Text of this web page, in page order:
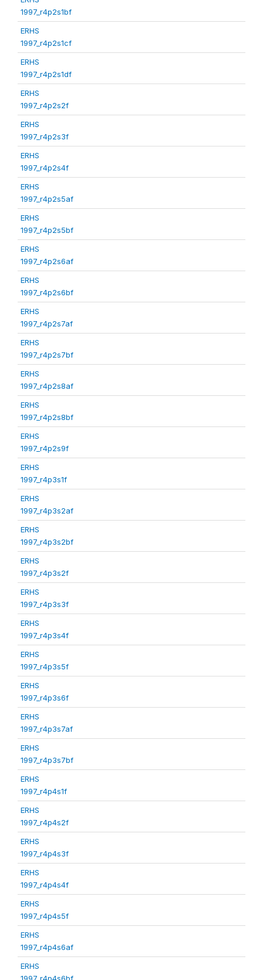
1997_r4p2s1bf
ERHS
1997_r4p2s1cf
ERHS
1997_r4p2s1df
ERHS
1997_r4p2s2f
ERHS
1997_r4p2s3f
ERHS
1997_r4p2s4f
ERHS
1997_r4p2s5af
ERHS
1997_r4p2s5bf
ERHS
1997_r4p2s6af
ERHS
1997_r4p2s6bf
ERHS
1997_r4p2s7af
ERHS
1997_r4p2s7bf
ERHS
1997_r4p2s8af
ERHS
1997_r4p2s8bf
ERHS
1997_r4p2s9f
ERHS
1997_r4p3s1f
ERHS
1997_r4p3s2af
ERHS
1997_r4p3s2bf
ERHS
1997_r4p3s2f
ERHS
1997_r4p3s3f
ERHS
1997_r4p3s4f
ERHS
1997_r4p3s5f
ERHS
1997_r4p3s6f
ERHS
1997_r4p3s7af
ERHS
1997_r4p3s7bf
ERHS
1997_r4p4s1f
ERHS
1997_r4p4s2f
ERHS
1997_r4p4s3f
ERHS
1997_r4p4s4f
ERHS
1997_r4p4s5f
ERHS
1997_r4p4s6af
ERHS
1997_r4p4s6bf